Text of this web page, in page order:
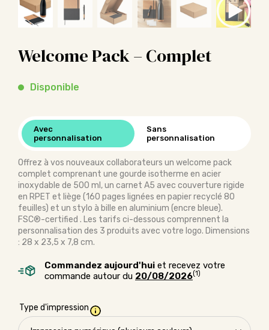
Welcome Pack – Complet
Disponible
Avec
personnalisation
Sans
personnalisation
Offrez à vos nouveaux collaborateurs un welcome pack
complet comprenant une gourde isotherme en acier
inoxydable de 500 ml, un carnet A5 avec couverture rigide
en RPET et liège (160 pages lignées en papier recyclé 80
feuilles) et un stylo à bille en aluminium (encre bleue).
FSC®-certified . Les tarifs ci-dessous comprennent la
personnalisation des 3 produits avec votre logo. Dimensions
: 28 x 23,5 x 7,8 cm.
Commandez aujourd'hui et recevez votre
commande autour du 20/08/2026(1)
Type d'impression